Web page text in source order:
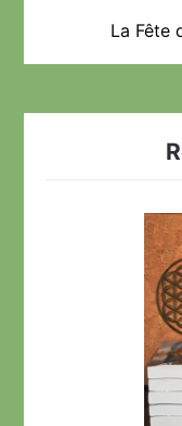
La Fête